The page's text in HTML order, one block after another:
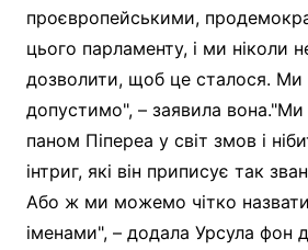
проєвропейськими,
цього парламенту, і ми ніколи
дозволити, щоб це сталося. Ми
допустимо", – заявила
паном Піпереа у світ змов і
інтриг, які він приписує так
Або ж ми можемо чітко назвати
іменами", – додала Урсула фон